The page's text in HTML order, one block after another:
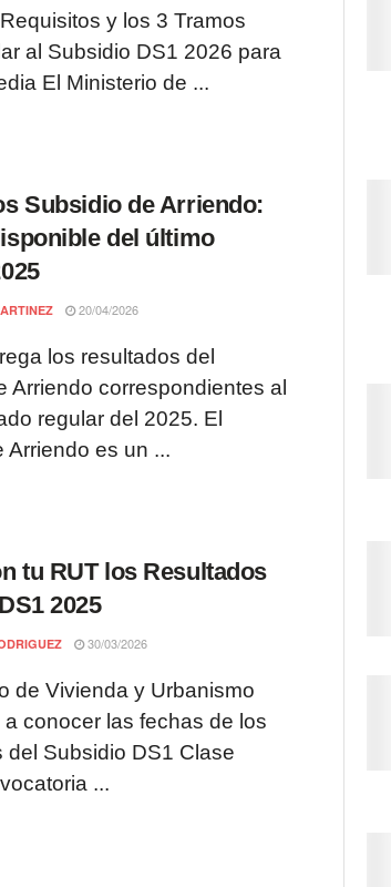
y los 3 Tramos
al Subsidio DS1 2026 para
El Ministerio de ...
Subsidio de Arriendo:
del último
20/04/2026
los resultados del
Arriendo correspondientes al
regular del 2025. El
Arriendo es un ...
tu RUT los Resultados
2025
30/03/2026
de Vivienda y Urbanismo
a conocer las fechas de los
del Subsidio DS1 Clase
...